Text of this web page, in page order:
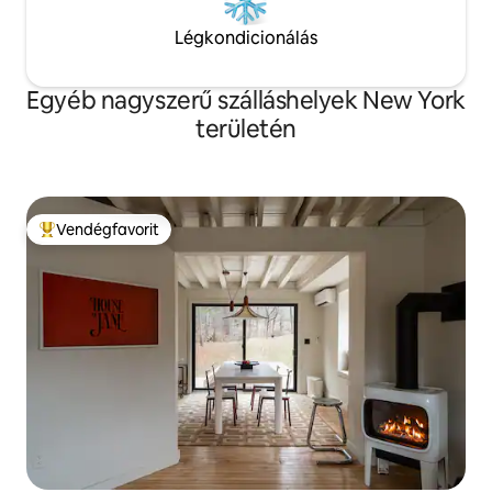
Légkondicionálás
Egyéb nagyszerű szálláshelyek New York
területén
Kiemelt vendégfavorit
Vendégfavorit